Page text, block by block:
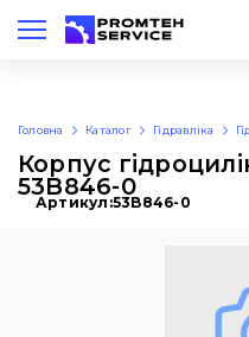
Укр
Головна Каталог Гідравліка
Корпус
53B846-0
Артикул:53B846-0